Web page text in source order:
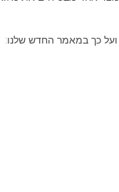
ועל כך במאמר החדש שלנו: